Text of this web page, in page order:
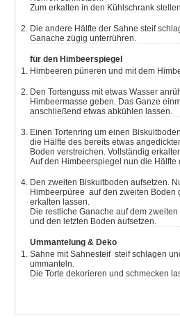
Zum erkalten in den Kühlschrank stellen.
Die andere Hälfte der Sahne steif schlagen und die erkaltete
Ganache zügig unterrühren.
für den Himbeerspiegel
Himbeeren pürieren und mit dem
Den Tortenguss mit etwas Wasser anrühren und an die
Himbeermasse geben. Das Ganze
anschließend etwas abkühlen lassen.
Einen Tortenring um einen Biskuitboden legen und darauf das nun
die Hälfte des bereits etwas
Boden verstreichen. Vollständig
Auf den Himbeerspiegel nun die Hälfte
Den zweiten Biskuitboden aufsetzen. Nun das restliche
Himbeerpüree auf den zweiten Boden
erkalten lassen.
Die restliche Ganache auf dem zweiten Himbeerspiegel verteilen
und den letzten Boden aufsetzen.
Ummantelung & Deko
Sahne mit Sahnesteif steif schlagen und die Torte damit
ummanteln.
Die Torte dekorieren und schmecken